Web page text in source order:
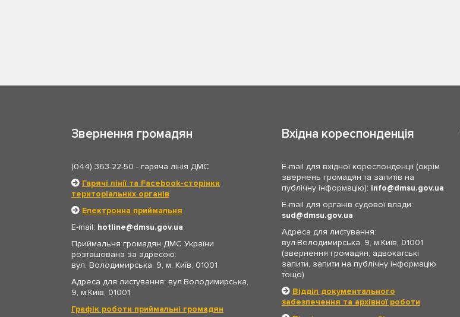
Звернення громадян
(044) 363-22-50 - гаряча лінія ДМС
Гарячі лінії та Facebook-сторінки
територіальних органів
Електронна приймальня
E-mail: hotline
dmsu.gov.ua
Приймальня громадян ДМС України
розташована за адресою:
вул. Володимирська, 9, м. Київ, 01001
Адреса для листування: вул.Володимирська,
9, м.Київ, 01001
Графік роботи приймальні громадян
Вхідна кореспонденція
E-mail для вхідної кореспонденції (окрім
звернень громадян та запитів на
публічну інформацію): info
dmsu.gov.ua
E-mail для органів судової влади:
sud
dmsu.gov.ua
Адреса для листування:
вул.Володимирська, 9, м.Київ, 01001
(звернення громадян, адвокатські
запити, запити на публічну інформацію
тощо)
Відділ документального
забезпечення та архівної роботи